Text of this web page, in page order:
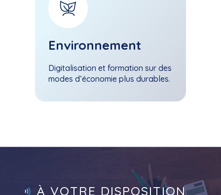
Environnement
Digitalisation et formation sur des
modes d’économie plus durables.
À VOTRE DISPOSITION